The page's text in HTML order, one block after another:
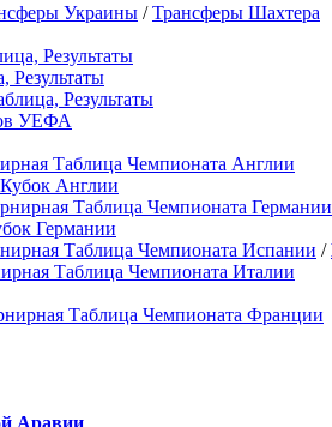
Украины /Трансферы Шахтера
Результаты
Результаты
Результаты
УЕФА
Таблица Чемпионата Англии
Кубок Англии
Таблица Чемпионата Германии
Германии
Таблица Чемпионата Испании /
Таблица Чемпионата Италии
Таблица Чемпионата Франции
Аравии